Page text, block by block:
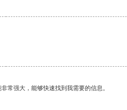
常强大，能够快速找到我需要的信息。